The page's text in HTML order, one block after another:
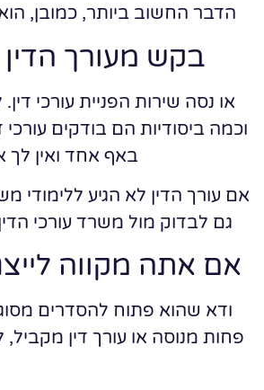
הדבר החשוב ביותר, כמובן,
בקש מעורך
או נסה שירות הפניית עורכי
וכמה ביסודיות הם בודקים
באף אחד ואין לך
אם עורך הדין לא הגיע ללימודי
גם לבדוק מול משרד עורכי
אם אתה מקווה
ודא שהוא פתוח להסדרים
פחות מנוסה או עורך דין